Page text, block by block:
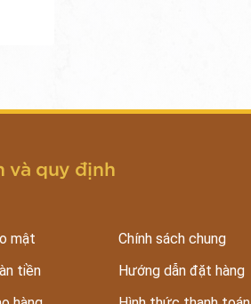
và quy định
mật
Chính sách chung
tiền
Hướng dẫn đặt hàng